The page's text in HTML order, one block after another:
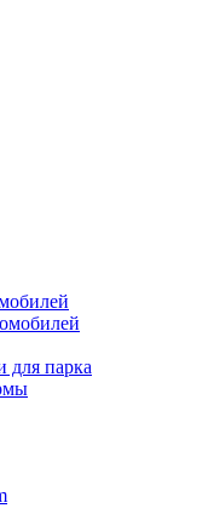
для парка